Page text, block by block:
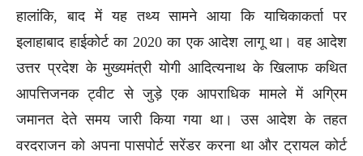
हालांकि, बाद में यह तथ्य सामने आया कि याचिकाकर्ता पर
इलाहाबाद हाईकोर्ट का 2020 का एक आदेश लागू था। वह आदेश
उत्तर प्रदेश के मुख्यमंत्री योगी आदित्यनाथ के खिलाफ कथित
आपत्तिजनक ट्वीट से जुड़े एक आपराधिक मामले में अग्रिम
जमानत देते समय जारी किया गया था। उस आदेश के तहत
वरदराजन को अपना पासपोर्ट सरेंडर करना था और ट्रायल कोर्ट